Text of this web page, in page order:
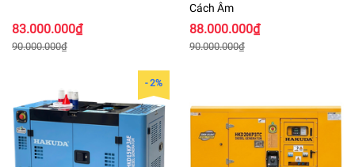
83.000.000₫
90.000.000₫
Cách Âm
88.000.000₫
90.000.000₫
- 2%